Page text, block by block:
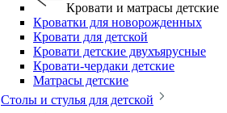
Кровати и матрасы детские
Кроватки для новорожденных
Кровати для детской
Кровати детские двухъярусные
Кровати-чердаки детские
Матрасы детские
Столы и стулья для детской